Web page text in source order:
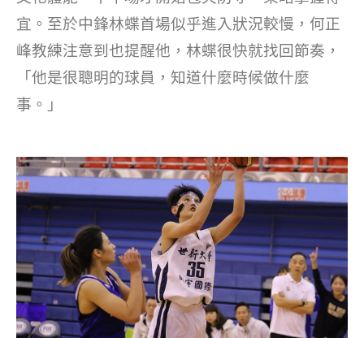
宜。至於中鋒林蝶首場似乎進入狀況較慢，何正
峰教練注意到也提醒他，林蝶很快就找回節奏，
「他是很聰明的球員，知道什麼時候做什麼
事。」